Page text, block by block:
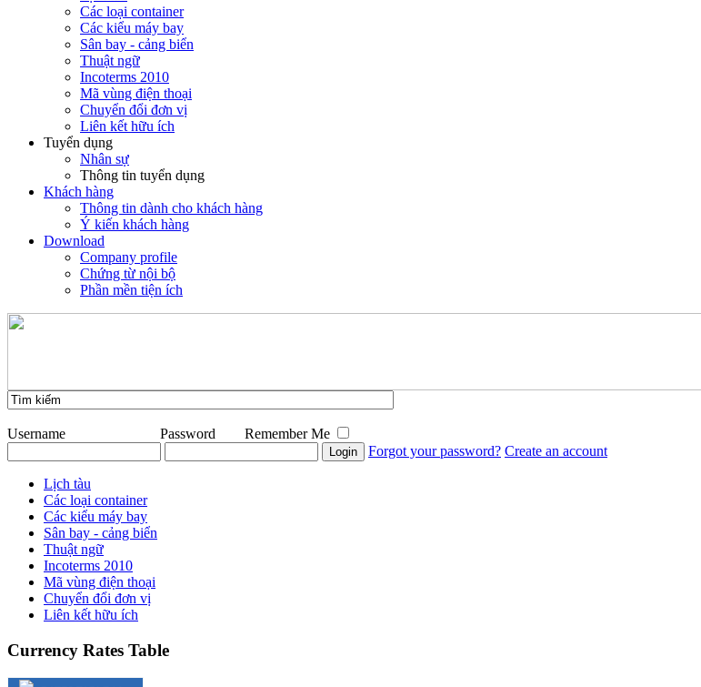
Các loại container
Các kiểu máy bay
Sân bay - cảng biển
Thuật ngữ
Incoterms 2010
Mã vùng điện thoại
Chuyển đổi đơn vị
Liên kết hữu ích
Tuyển dụng
Nhân sự
Thông tin tuyển dụng
Khách hàng
Thông tin dành cho khách hàng
Ý kiến khách hàng
Download
Company profile
Chứng từ nội bộ
Phần mền tiện ích
Username Password
Remember Me
Forgot your password? Create an account
Lịch tàu
Các loại container
Các kiểu máy bay
Sân bay - cảng biển
Thuật ngữ
Incoterms 2010
Mã vùng điện thoại
Chuyển đổi đơn vị
Liên kết hữu ích
Currency Rates Table